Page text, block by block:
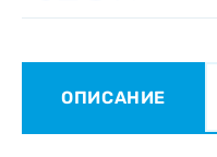
ОПИСАНИЕ